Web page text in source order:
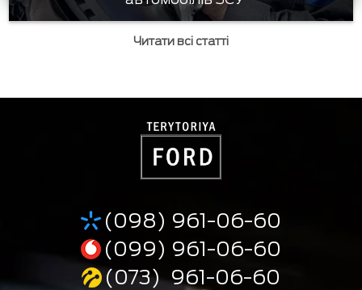
Читати всі статті
(098) 961-06-60
(099) 961-06-60
(073) 961-06-60